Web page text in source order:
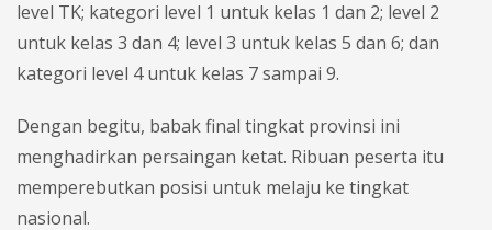
level TK; kategori level 1 untuk kelas 1 dan 2; level 2
untuk kelas 3 dan 4; level 3 untuk kelas 5 dan 6; dan
kategori level 4 untuk kelas 7 sampai 9.
Dengan begitu, babak final tingkat provinsi ini
menghadirkan persaingan ketat. Ribuan peserta itu
memperebutkan posisi untuk melaju ke tingkat
nasional.